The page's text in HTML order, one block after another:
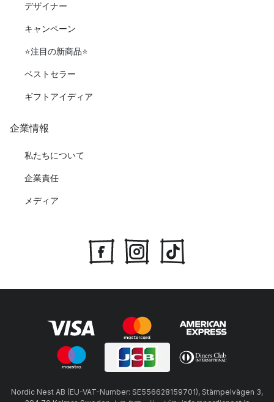
デザイナー
キャンペーン
⭐️注目の新商品⭐️
ベストセラー
ギフトアイディア
企業情報
私たちについて
企業責任
メディア
Nordic Nest AB (EU-VAT-Number: SE556628159701), Stämpelvägen 3,